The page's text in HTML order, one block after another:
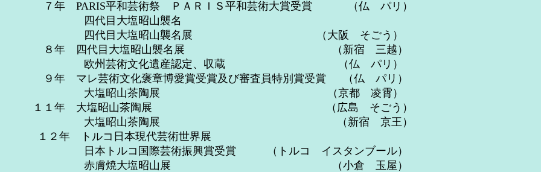
７年 PARIS平和芸術祭 ＰＡＲＩＳ平和芸術大賞受賞 （仏 パリ）
四代目大塩昭山襲名
四代目大塩昭山襲名展 （大阪 そごう）
８年 四代目大塩昭山襲名展 （新宿 三越）
欧州芸術文化遺産認定、収蔵 （仏 パリ）
９年 マレ芸術文化褒章博愛賞受賞及び審査員特別賞受賞 （仏 パリ）
大塩昭山茶陶展 （京都 凌霄）
１１年 大塩昭山茶陶展 （広島 そごう）
大塩昭山茶陶展 （新宿 京王）
１２年 トルコ日本現代芸術世界展
日本トルコ国際芸術振興賞受賞 （トルコ イスタンブール）
赤膚焼大塩昭山展 （小倉 玉屋）